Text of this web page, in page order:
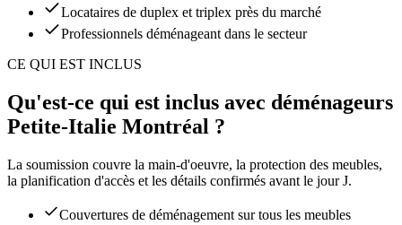
Locataires de duplex et triplex près du marché
Professionnels déménageant dans le secteur
CE QUI EST INCLUS
Qu'est-ce qui est inclus avec déménageurs
Petite-Italie Montréal ?
La soumission couvre la main-d'oeuvre, la protection des meubles,
la planification d'accès et les détails confirmés avant le jour J.
Couvertures de déménagement sur tous les meubles